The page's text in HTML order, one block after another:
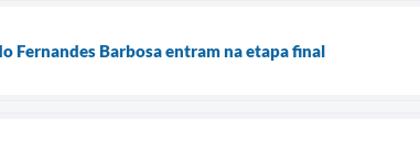
Fernandes Barbosa entram na etapa final